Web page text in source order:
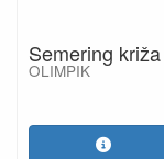
Semering
OLIMPIK